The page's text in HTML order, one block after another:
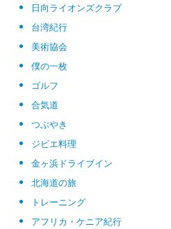
日向ライオンズクラブ
台湾紀行
美術協会
僕の一枚
ゴルフ
合気道
つぶやき
ジビエ料理
金ヶ浜ドライブイン
北海道の旅
トレーニング
アフリカ・ケニア紀行